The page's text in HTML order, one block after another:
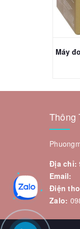
Thông
Địa chỉ:
Email:
Điện
Zalo: